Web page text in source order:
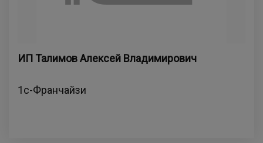
ИП Талимов Алексей Владимирович
1с-Франчайзи